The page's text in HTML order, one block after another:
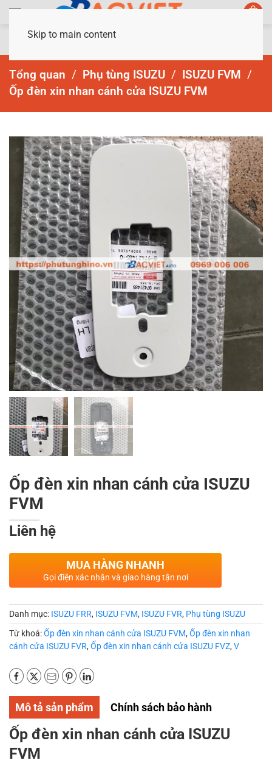
Skip to main content
Tổng quan Phụ tùng ISUZU
ISUZU FVM
Ốp đèn xin nhan cánh cửa ISUZU FVM
Ốp đèn xin nhan cánh cửa ISUZU
FVM
Liên hệ
MUA HÀNG NHANH
Gọi điện xác nhận và giao hàng tận nơi
Danh mục: ISUZU FRR, ISUZU FVM, ISUZU FVR, Phụ tùng ISUZU
Từ khoá:Ốp đèn xin nhan cánh cửa ISUZU FVM, Ốp đèn xin nhan
cánh cửa ISUZU FVR, Ốp đèn xin nhan cánh cửa ISUZU FVZ, V
Mô tả sản phẩm Chính sách bảo hành
Ốp đèn xin nhan cánh cửa ISUZU
FVM